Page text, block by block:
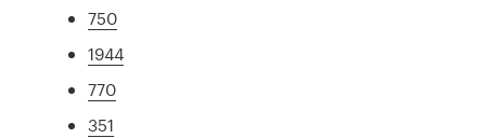
750
1944
770
351